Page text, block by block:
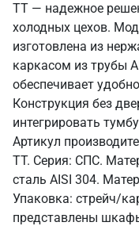
ТТ — надежное
холодных цехов.
изготовлена из
каркасом из трубы
обеспечивает
Конструкция без
интегрировать
Артикул
ТТ. Серия: СПС.
сталь AISI 304.
Упаковка: стрейч/
представлены